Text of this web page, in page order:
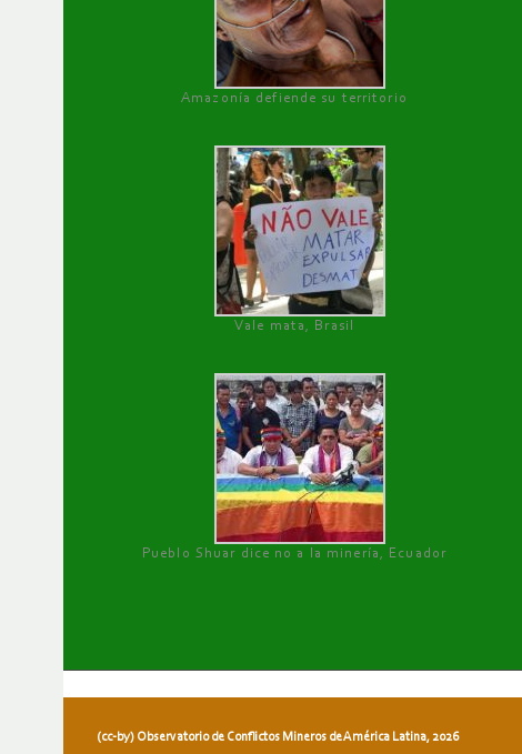
Amazonía defiende su territorio
Vale mata, Brasil
Pueblo Shuar dice no a la minería, Ecuador
(cc-by) Observatorio de Conflictos Mineros de América Latina, 2026